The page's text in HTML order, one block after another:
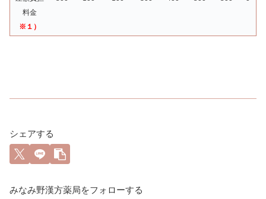
料金
※１）
シェアする
みなみ野漢方薬局をフォローする